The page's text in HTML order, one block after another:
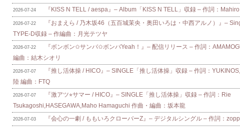
2026-07-24 『KISS N TELL / aespa』– Album「KISS N TELL」収録 – 作詞：Mahiro
2026-07-22
『おまえら / 乃木坂46（五百城茉央・奥田いろは・中西アルノ）』–
TYPE-D収録 – 作編曲：月光テツヤ
2026-07-22
『ボンボン✩サンバ✩ボンバYeah！』– 配信リリース – 作詞：
編曲：結木シオリ
2026-07-07
『推し活体操 / HICO』– SINGLE「推し活体操」収録 – 作詞：
陸 編曲：FTQ
2026-07-07
『激アツ⭐︎サマー / HICO』– SINGLE「推し活体操」収録 – 作詞：Rie
Tsukagoshi,HASEGAWA,Maho Hamaguchi 作曲・編曲：坂本龍
2026-07-03
『会心の一劇 / ももいろクローバーZ』– デジタルシングル – 作詞：